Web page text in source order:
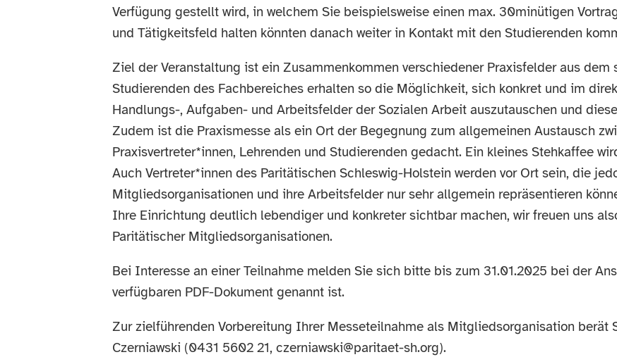
Verfügung gestellt wird, in welchem Sie beispielsweise einen max. 30minütigen
und Tätigkeitsfeld halten könnten danach weiter in Kontakt mit den Studierenden
Ziel der Veranstaltung ist ein Zusammenkommen verschiedener Praxisfelder aus
Studierenden des Fachbereiches erhalten so die Möglichkeit, sich konkret und im
Handlungs-, Aufgaben- und Arbeitsfelder der Sozialen Arbeit auszutauschen und
Zudem ist die Praxismesse als ein Ort der Begegnung zum allgemeinen Austausch
Praxisvertreter*innen, Lehrenden und Studierenden gedacht. Ein kleines Stehkaffee
Auch Vertreter*innen des Paritätischen Schleswig-Holstein werden vor Ort sein, die
Mitgliedsorganisationen und ihre Arbeitsfelder nur sehr allgemein repräsentieren
Ihre Einrichtung deutlich lebendiger und konkreter sichtbar machen, wir freuen uns
Paritätischer Mitgliedsorganisationen.
Bei Interesse an einer Teilnahme melden Sie sich bitte bis zum 31.01.2025 bei der
verfügbaren PDF-Dokument genannt ist.
Zur zielführenden Vorbereitung Ihrer Messeteilnahme als Mitgliedsorganisation berät
Czerniawski (0431 5602 21, czerniawski@paritaet-sh.org).